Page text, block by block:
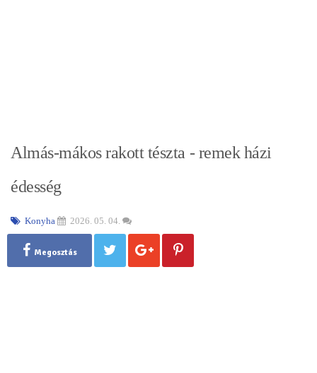
Almás-mákos rakott tészta - remek házi
édesség
Konyha 2026. 05. 04.
Megosztás